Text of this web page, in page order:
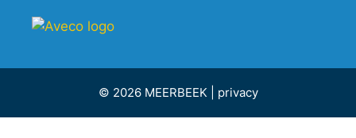
© 2026 MEERBEEK | privacy